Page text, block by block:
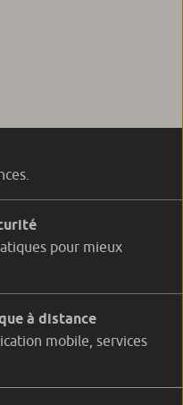
pour mieux
à distance
mobile, services